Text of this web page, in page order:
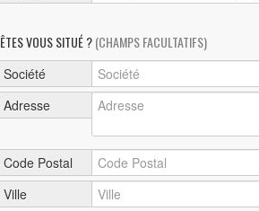
VOUS SITUÉ ?(CHAMPS FACULTATIFS)
Société
Adresse
Code Postal
Ville